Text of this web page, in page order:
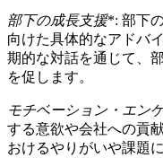
部下の成長支援*: 部下
向けた具体的なアドバ
期的な対話を通じて、
を促します。
モチベーション・エン
する意欲や会社への貢
おけるやりがいや課題